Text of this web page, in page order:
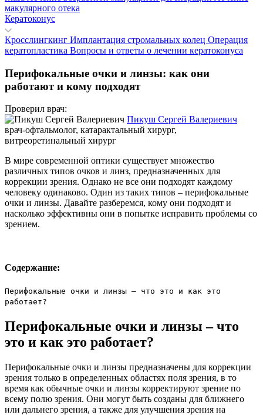
макулярного отека
Кератоконус
Кросслингкинг Имплантация стромальных колец Операция
кератопластика Вопросы и ответы о лечении кератоконуса
Перифокальные очки и линзы: как они
работают и кому подходят
Проверил врач:
Пикуш Сергей Валериевич
врач-офтальмолог, катарактальный хирург,
витреоретинальный хирург
В мире современной оптики существует множество
различных типов очков и линз, предназначенных для
коррекции зрения. Однако не все они подходят каждому
человеку одинаково. Один из таких типов – перифокальные
очки и линзы. Давайте разберемся, кому они подходят и
насколько эффективны они в попытке исправить проблемы со
зрением.
Содержание:
Перифокальные очки и линзы – что это и как это
работает?
Перифокальные очки и линзы – что
это и как это работает?
Перифокальные очки и линзы предназначены для коррекции
зрения только в определенных областях поля зрения, в то
время как обычные очки и линзы корректируют зрение по
всему полю зрения. Они могут быть созданы для ближнего
или дальнего зрения, а также для улучшения зрения на